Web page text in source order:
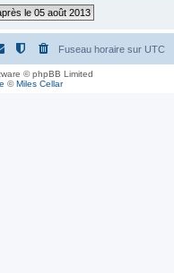
h
le 05 août 2013
Fuseau horaire sur UTC
© phpBB Limited
©Miles Cellar